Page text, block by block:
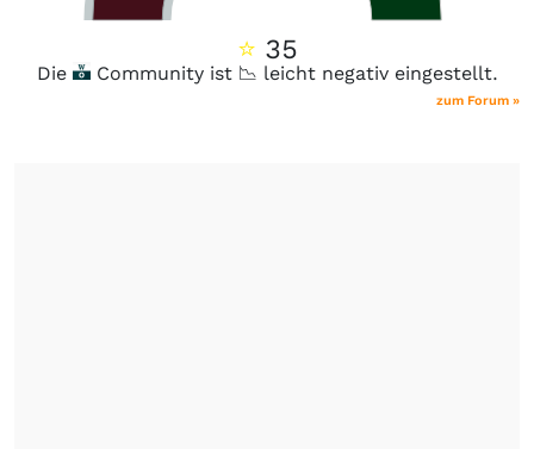
⭐ 35
Die Community ist 📉 leicht negativ eingestellt.
zum Forum »